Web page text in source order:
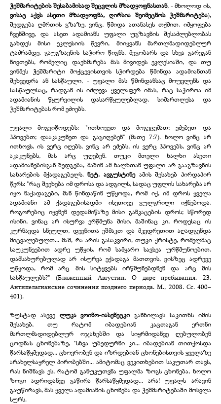
ჭეშმარიტების შესაბამისად შეცვლის მზადყოფნასთან, - მხოლოდ ის,
ვისაც აქვს ასეთი მზადყოფნა, ღირსია შეიმეცნოს ჭეშმარიტება),
შედგება ღმრთის გზაზე, ვინც, წმიდა ათანასეს თქმით, იმყოფება
ჩვენშივე, და ასეთ ადამიანს უფალი უგზავნის შესაძლებლობას
გახდეს მისი ეკლესიის წევრი, მიიყვანს მართლმადიდებლურ
ტაძრამდე, გაუგზავნის საჭირო წიგნს, მეგობარს და სხვა გარეგან
ნივთებს, რომელიც დაეხმარება მას მივიდეს ეკლესიაში, და თუ
ვინმეს ჭეშმარიტი მოქცევისთვის სჭირდება წმინდა ადამიანთან
შეხვედრა ან სასწაული, - უფალი მას წმინდანსაც მოუვლენს და
სასწაულსაც, რადგან ის იძლევა ყველაფერ იმას, რაც საჭიროა იმ
ადამიანის წყურვილის დასარწყულებლად, სიმართლესა და
ჭეშმარიტებას რომ ეძიებს.
უფალი მოგვიწოდებს: "ითხოვეთ და მოგეცემათ; ეძებეთ და
ჰპოვებთ; დააკაკუნეთ და გაგიღებენ" (მათე 7:7). ხოლო ვინც არ
ითხოვს, ის ვერც იღებს, ვინც არ ეძებს, ის ვერც ჰპოვებს, ვინც არ
აკაკუნებს, მას არც უღებენ. თუკი მთელი ხალხი ასეთი
ადამიანებისგან შედგება, მაშინ ამ ხალხთან უფალი არ გააგზავნის
სახარების მქადაგებელს. ნეტ. ავგუსტინე ამის შესახებ პირდაპირ
წერს: "რაც შეეხება იმ დროსა და ადგილს, სადაც უფლის სახარება არ
იყო ნაქადაგები, მან წინდაწინ უწყოდა, რომ იქ, იმ დროს ყველა
ადამიანი ამ ქადაგებისადმი ისეთივე გულგრილი იქნებოდა,
როგორებიც იყვნენ დედამიწაზე მისი განკაცების დროს; სწორედ
ისინი, ვინაც არ ისურვა ერწმუნა მისი, მაშინაც კი, როდესაც ის
კურნავდა სნეულთ, დევნითა ეშმაკთ და მკვდრეთით აღადგენდა
მიცვალებულთ... მაშ, რა არის გასაკვირი, თუკი ქრისტე, რომელმაც
საუკუნეებით ადრე უწყის, რომ სამყარო სავსეა ურწმუნოებით,
დამსახურებულად არ ისურვა ექადაგა მათთვის, ვისზეც ადრევე
უწყოდა, რომ არც მის სიტყვებს ირწმუნებდნენ და არც მის
სასწაულებს?" (Блаженный Августин. О даре пребывания, 23.
Антипелагианские сочинения позднего периода. М., 2008. Сс. 400–
401).
ზუსტად ასევე ლუკა ვოინო-იასენეცკი განხილავს საკითხს იმის
შესახებ, თუ რატომ იბადებიან კაცთაგან ერთნი
მართლმადიდებლურ ოჯახებში და სიყრმიდანვე ღებულობენ
ცოდნას ცხონებაზე, "სხვა უბედურნი კი... იბადებიან თითქოსდა
წარსაწყმედად... ცხოვრობენ და იზრდებიან ცხონებისთვის ყველაზე
არახელსაყრელ პირობებში... ამიტომაც ვეკითხებით საკუთარ თავს,
რას ნიშნავს ეს, რატომ განუკუთვნა უფალმა ზოგს ცხონება, ხოლო
ზოგი ადრიდანვე გაწირა წარსაწყმედად... არა! უფალს არავინ
გაუწირავს, მას ყველა ადამიანის ცხონება და ჭეშმარიტებაში მოსვლა
სურს.